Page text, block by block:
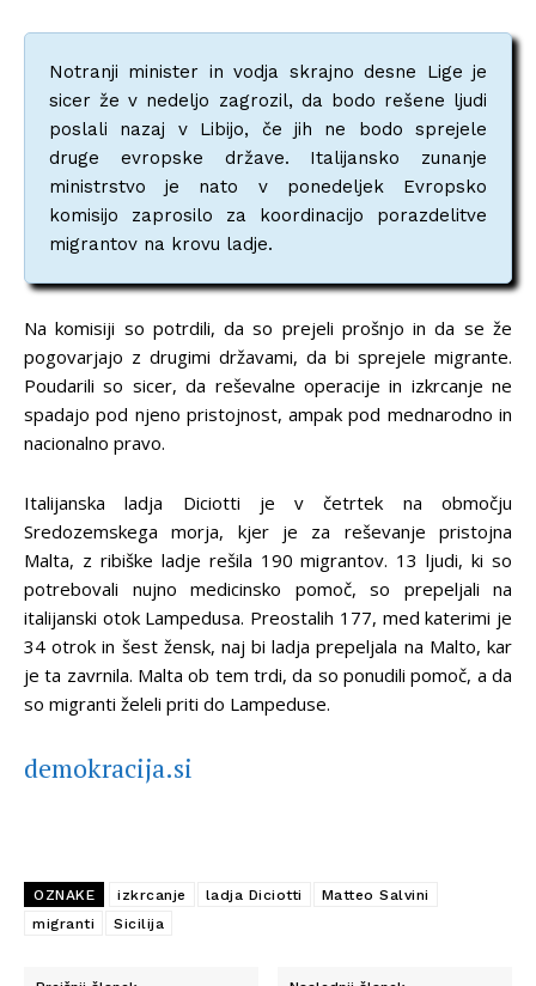
Notranji minister in vodja skrajno desne Lige je
sicer že v nedeljo zagrozil, da bodo rešene ljudi
poslali nazaj v Libijo, če jih ne bodo sprejele
druge evropske države. Italijansko zunanje
ministrstvo je nato v ponedeljek Evropsko
komisijo zaprosilo za koordinacijo porazdelitve
migrantov na krovu ladje.
Na komisiji so potrdili, da so prejeli prošnjo in da se že
pogovarjajo z drugimi državami, da bi sprejele migrante.
Poudarili so sicer, da reševalne operacije in izkrcanje ne
spadajo pod njeno pristojnost, ampak pod mednarodno in
nacionalno pravo.
Italijanska ladja Diciotti je v četrtek na območju
Sredozemskega morja, kjer je za reševanje pristojna
Malta, z ribiške ladje rešila 190 migrantov. 13 ljudi, ki so
potrebovali nujno medicinsko pomoč, so prepeljali na
italijanski otok Lampedusa. Preostalih 177, med katerimi je
34 otrok in šest žensk, naj bi ladja prepeljala na Malto, kar
je ta zavrnila. Malta ob tem trdi, da so ponudili pomoč, a da
so migranti želeli priti do Lampeduse.
demokracija.si
OZNAKE izkrcanje ladja Diciotti
Matteo Salvini
migranti
Sicilija